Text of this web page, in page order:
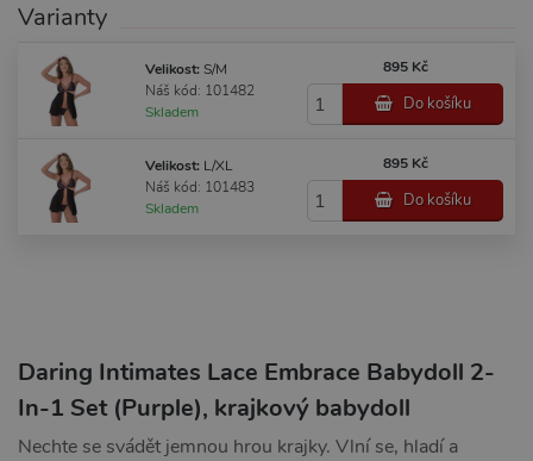
Varianty
Velikost: S/M
Náš kód: 101482
Skladem
895 Kč
Do košíku
Velikost: L/XL
Náš kód: 101483
Skladem
895 Kč
Do košíku
Daring Intimates Lace Embrace Babydoll 2-
In-1 Set (Purple), krajkový babydoll
Nechte se svádět jemnou hrou krajky. Vlní se, hladí a